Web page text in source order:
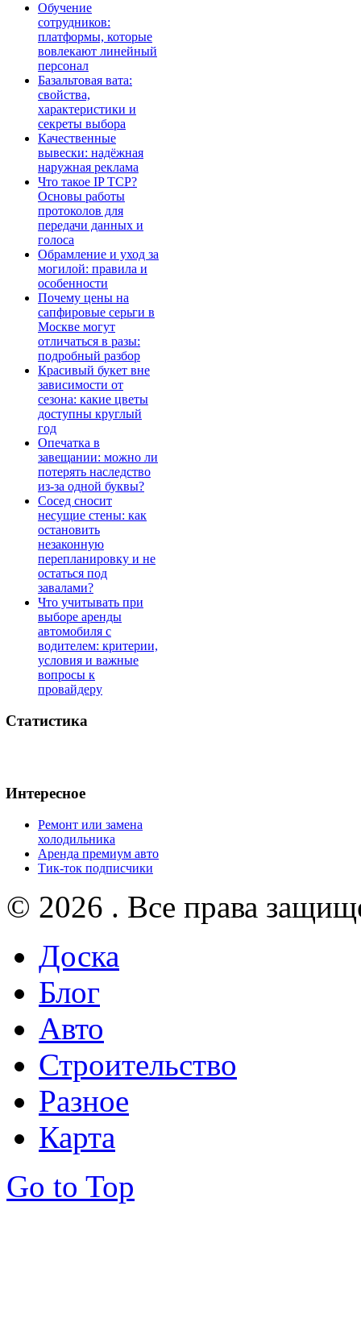
Обучение
сотрудников:
платформы, которые
вовлекают линейный
персонал
Базальтовая вата:
свойства,
характеристики и
секреты выбора
Качественные
вывески: надёжная
наружная реклама
Что такое IP TCP?
Основы работы
протоколов для
передачи данных и
голоса
Обрамление и уход за
могилой: правила и
особенности
Почему цены на
сапфировые серьги в
Москве могут
отличаться в разы:
подробный разбор
Красивый букет вне
зависимости от
сезона: какие цветы
доступны круглый
год
Опечатка в
завещании: можно ли
потерять наследство
из-за одной буквы?
Сосед сносит
несущие стены: как
остановить
незаконную
перепланировку и не
остаться под
завалами?
Что учитывать при
выборе аренды
автомобиля с
водителем: критерии,
условия и важные
вопросы к
провайдеру
Статистика
Интересное
Ремонт или замена
холодильника
Аренда премиум авто
Тик-ток подписчики
© 2026 . Все права
Доска
Блог
Авто
Строительство
Разное
Карта
Go to Top